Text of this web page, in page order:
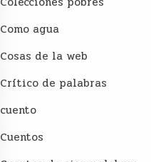
Como agua
Cosas de la web
Crítico de palabras
cuento
Cuentos